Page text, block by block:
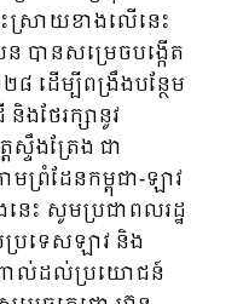
រាយខាងលើនេះ
បានសម្រេចបង្កើត
៨ ដើម្បីពង្រឹងបន្ថែម
ងថែរក្សានូវ
ស្ទឹងត្រែង ជា
រំដែនកម្ពុជា-ឡាវ
េះ សូមប្រជាពលរដ្ឋ
រទេសឡាវ និង
ាល់ដល់ប្រយោជន៍